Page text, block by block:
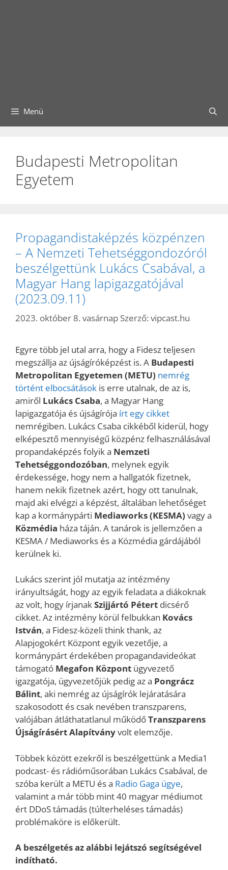
Menü
Budapesti Metropolitan
Egyetem
Propagandistaképzés közpénzen
– A Nemzeti Tehetséggondozóról
beszélgettünk Lukács Csabával, a
Magyar Hang lapigazgatójával
(2023.09.11)
2023. október 8. vasárnap Szerző: vipcast.hu
Egyre több jel utal arra, hogy a Fidesz teljesen
megszállja az újságíróképzést is. A Budapesti
Metropolitan Egyetemen (METU) nemrég
történt elbocsátások is erre utalnak, de az is,
amiről Lukács Csaba, a Magyar Hang
lapigazgatója és újságírója írt egy cikket
nemrégiben. Lukács Csaba cikkéből kiderül, hogy
elképesztő mennyiségű közpénz felhasználásával
propandaképzés folyik a Nemzeti
Tehetséggondozóban, melynek egyik
érdekessége, hogy nem a hallgatók fizetnek,
hanem nekik fizetnek azért, hogy ott tanulnak,
majd aki elvégzi a képzést, általában lehetőséget
kap a kormánypárti Mediaworks (KESMA) vagy a
Közmédia háza táján. A tanárok is jellemzően a
KESMA / Mediaworks és a Közmédia gárdájából
kerülnek ki.
Lukács szerint jól mutatja az intézmény
irányultságát, hogy az egyik feladata a diákoknak
az volt, hogy írjanakSzijjártó Pétert dicsérő
cikket. Az intézmény körül felbukkan Kovács
István, a Fidesz-közeli think thank, az
Alapjogokért Központ egyik vezetője, a
kormánypárt érdekében propagandavideókat
támogató Megafon Központ ügyvezető
igazgatója, ügyvezetőjük pedig az a Pongrácz
Bálint, aki nemrég az újságírók lejáratására
szakosodott és csak nevében transzparens,
valójában átláthatatlanul működőTranszparens
Újságírásért Alapítványvolt elemzője.
Többek között ezekről is beszélgettünk a Media1
podcast- és rádióműsorában Lukács Csabával, de
szóba került a METU és a Radio Gaga ügye,
valamint a már több mint 40 magyar médiumot
ért DDoS támadás (túlterheléses támadás)
problémaköre is előkerült.
A beszélgetés az alábbi lejátszó segítségével
indítható.